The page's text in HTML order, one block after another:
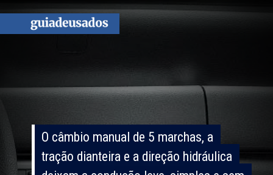
O câmbio manual de 5 marchas, a
tração dianteira e a direção hidráulica
O câmbio manual de 5 marchas, a
tração dianteira e a direção hidráulica